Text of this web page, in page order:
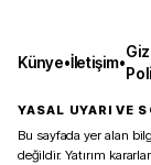
Künye•İletişim•
YASAL UYARI VE
Bu sayfada yer alan
değildir. Yatırım